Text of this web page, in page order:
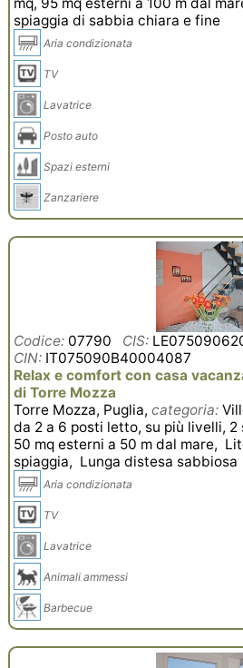
spiaggia di sabbia chiara e fine
Aria condizionata
TV
Lavatrice
Posto auto
Spazi esterni
Zanzariere
Codice: 07790 CIS:
CIN: IT075090B40004087
Relax e comfort con casa
di Torre Mozza
Torre Mozza, Puglia,categoria:
da 2 a 6 posti letto, su più livelli,
50 mq esterni a 50 m dal mare,
spiaggia, Lunga distesa sabbiosa
Aria condizionata
TV
Lavatrice
Animali ammessi
Barbecue